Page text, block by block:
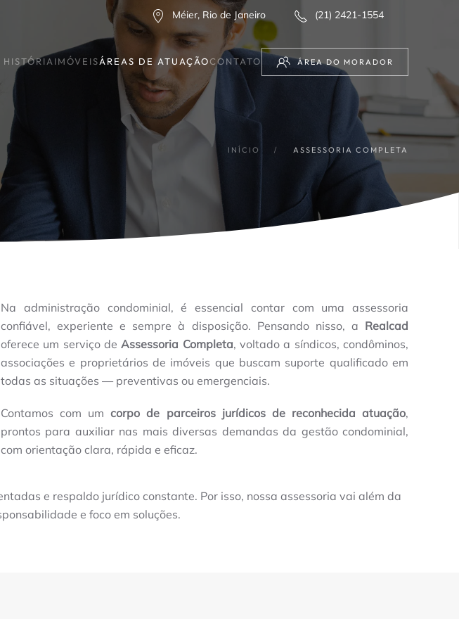
Méier, Rio de Janeiro (21) 2421-1554
HISTÓRIA IMÓVEISÁREAS DE ATUAÇÃOCONTATO ÁREA DO MORADOR
INÍCIO ASSESSORIA COMPLETA
Na administração condominial, é essencial contar com uma assessoria
confiável, experiente e sempre à disposição. Pensando nisso, a Realcad
oferece um serviço deAssessoria Completa, voltado a síndicos, condôminos,
associações e proprietários de imóveis que buscam suporte qualificado em
todas as situações — preventivas ou emergenciais.
Contamos com umcorpo de parceiros jurídicos de reconhecida atuação,
prontos para auxiliar nas mais diversas demandas da gestão condominial,
com orientação clara, rápida e eficaz.
e respaldo jurídico constante. Por isso, nossa assessoria vai além da
e foco em soluções.